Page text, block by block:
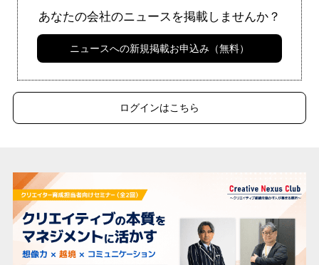
あなたの会社のニュースを掲載しませんか？
ニュースへの新規掲載お申込み（無料）
ログインはこちら